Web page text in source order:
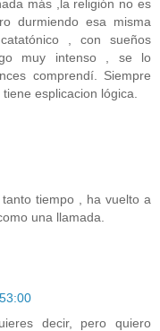
más ,la religión no es
durmiendo esa misma
, con sueños
muy intenso , se lo
comprendí. Siempre
esplicacion lógica.
tiempo , ha vuelto a
una llamada.
decir, pero quiero